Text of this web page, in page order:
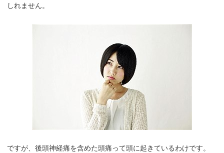
しれません。
ですが、後頭神経痛を含めた頭痛って頭に起きているわけです。